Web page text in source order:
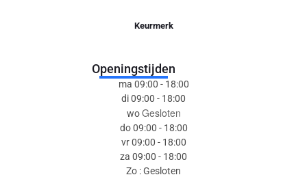
Keurmerk
Openingstijden
ma 09:00 - 18:00
di 09:00 - 18:00
woGesloten
do 09:00 - 18:00
vr 09:00 - 18:00
za 09:00 - 18:00
Zo : Gesloten